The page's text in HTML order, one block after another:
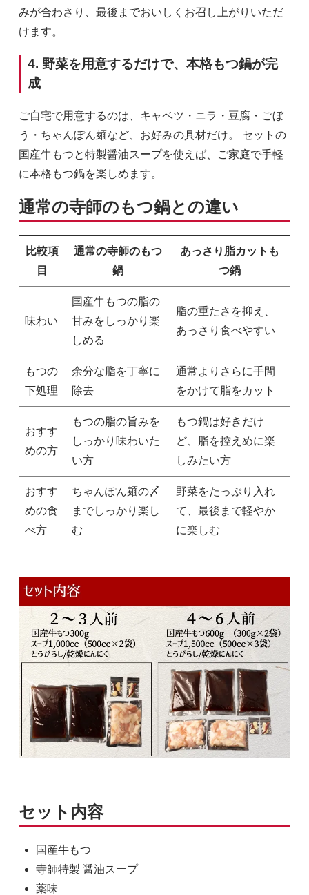
みが合わさり、最後までおいしくお召し上がりいただ
けます。
4. 野菜を用意するだけで、本格もつ鍋が完
成
ご自宅で用意するのは、キャベツ・ニラ・豆腐・ごぼ
う・ちゃんぽん麺など、お好みの具材だけ。 セットの
国産牛もつと特製醤油スープを使えば、ご家庭で手軽
に本格もつ鍋を楽しめます。
通常の寺師のもつ鍋との違い
比較項
目
通常の寺師のもつ
鍋
あっさり脂カットも
つ鍋
味わい
国産牛もつの脂の
甘みをしっかり楽
しめる
脂の重たさを抑え、
あっさり食べやすい
もつの
下処理
余分な脂を丁寧に
除去
通常よりさらに手間
をかけて脂をカット
おすす
めの方
もつの脂の旨みを
しっかり味わいた
い方
もつ鍋は好きだけ
ど、脂を控えめに楽
しみたい方
おすす
めの食
べ方
ちゃんぽん麺の〆
までしっかり楽し
む
野菜をたっぷり入れ
て、最後まで軽やか
に楽しむ
セット内容
国産牛もつ
寺師特製 醤油スープ
薬味